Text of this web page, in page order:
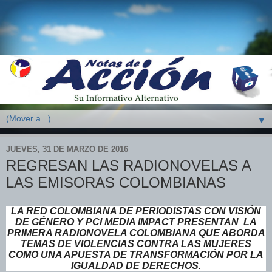
▼
JUEVES, 31 DE MARZO DE 2016
REGRESAN LAS RADIONOVELAS A
LAS EMISORAS COLOMBIANAS
LA RED COLOMBIANA DE PERIODISTAS CON VISIÓN
DE GÉNERO Y PCI MEDIA IMPACT PRESENTAN LA
PRIMERA RADIONOVELA COLOMBIANA QUE ABORDA
TEMAS DE VIOLENCIAS CONTRA LAS MUJERES
COMO UNA APUESTA DE TRANSFORMACIÓN POR LA
IGUALDAD DE DERECHOS.